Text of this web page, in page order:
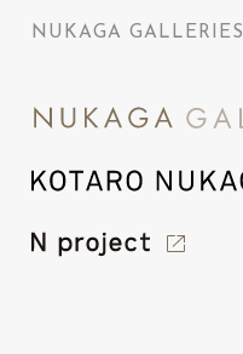
NUKAGA GALLERIES